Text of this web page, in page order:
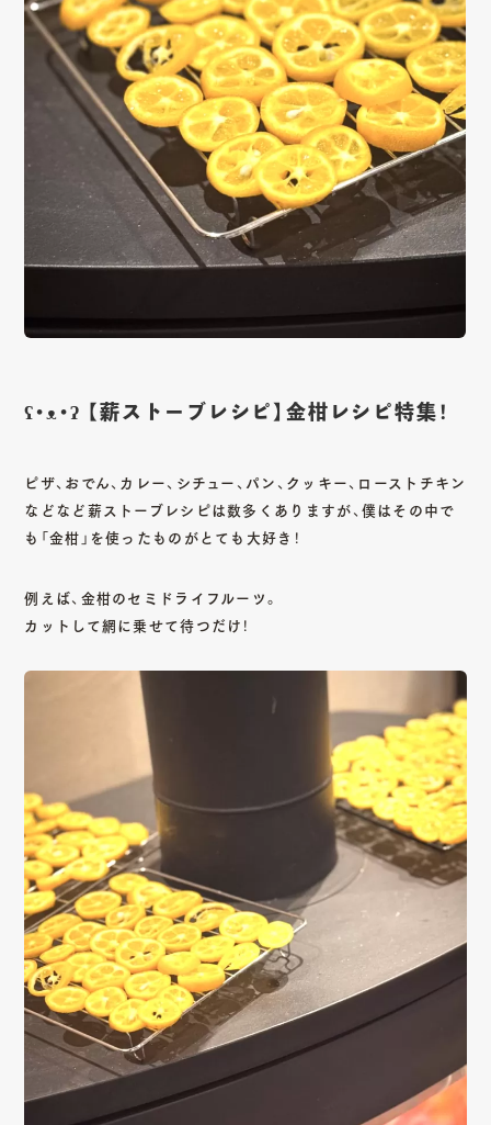
05
WORKS
施工一覧
06
MAGAZINE
読み物一覧
SHOP INFO
店舗情報
08
CONTACT
お問い合わせ
CONTACT
Copy mail address
Instagram Youtube Facebook
ʕ•ᴥ•ʔ 【薪ストーブレシピ】金柑レシピ特集！
ピザ、おでん、カレー、シチュー、パン、クッキー、ローストチキン
などなど薪ストーブレシピは数多くありますが、僕はその中で
も「金柑」を使ったものがとても大好き！
例えば、金柑のセミドライフルーツ。
カットして網に乗せて待つだけ！